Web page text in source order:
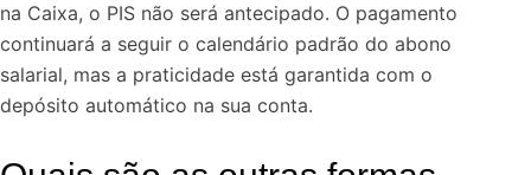
na Caixa, o PIS não será antecipado. O pagamento
continuará a seguir o calendário padrão do abono
salarial, mas a praticidade está garantida com o
depósito automático na sua conta.